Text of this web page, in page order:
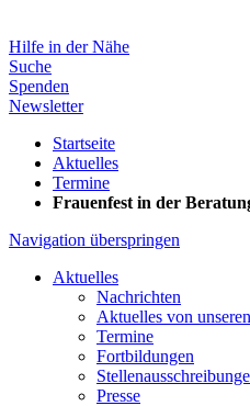
Hilfe in der Nähe
Suche
Spenden
Newsletter
Startseite
Aktuelles
Termine
Frauenfest in der
Navigation überspringen
Aktuelles
Nachrichten
Aktuelles von
Termine
Fortbildungen
Presse